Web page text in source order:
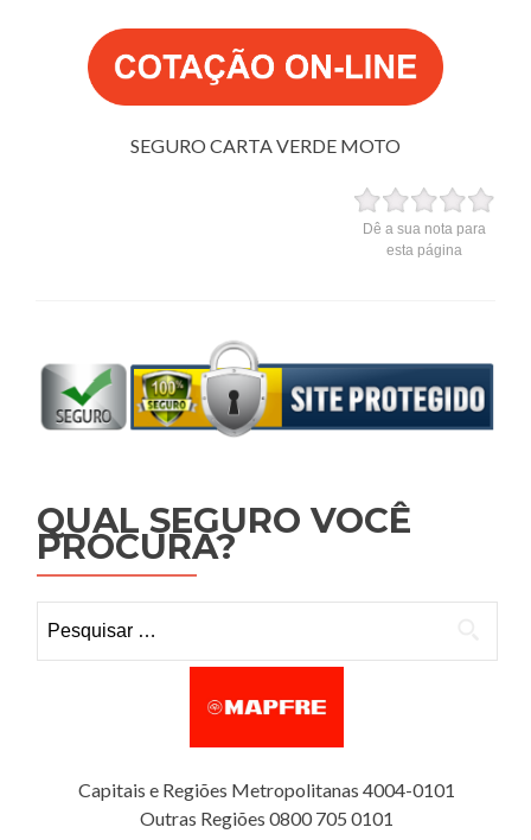
SEGURO CARTA VERDE MOTO
Dê a sua nota para
esta página
QUAL SEGURO VOCÊ
PROCURA?
Capitais e Regiões Metropolitanas 4004-0101
Outras Regiões 0800 705 0101